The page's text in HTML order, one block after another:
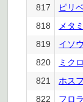
817
ピリ
818
メタ
819
イソ
820
ミク
821
ホス
822
フロ